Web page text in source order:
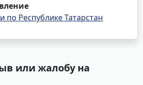
по Республике Татарстан
или жалобу на